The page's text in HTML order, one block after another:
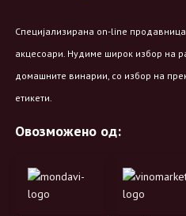
Специјализирана on-line
акцесоари. Нудиме широк избор на
домашните винарии, со избор на
етикети.
Овозможено од: